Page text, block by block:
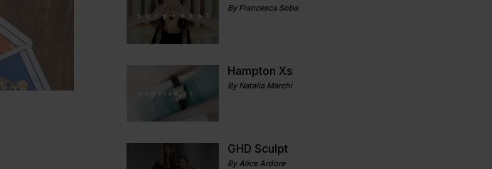
By Francesca Soba
Hampton Xs
By Natalia Marchi
GHD Sculpt
By Alice Ardore